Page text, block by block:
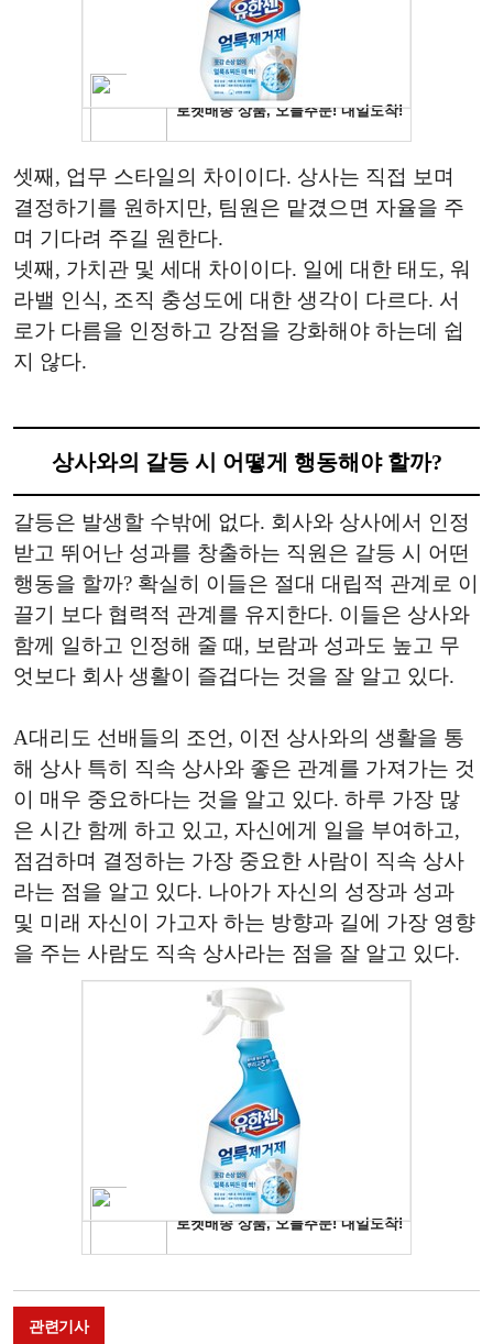
셋째, 업무 스타일의 차이이다. 상사는 직접 보며
결정하기를 원하지만, 팀원은 맡겼으면 자율을 주
며 기다려 주길 원한다.
넷째, 가치관 및 세대 차이이다. 일에 대한 태도, 워
라밸 인식, 조직 충성도에 대한 생각이 다르다. 서
로가 다름을 인정하고 강점을 강화해야 하는데 쉽
지 않다.
상사와의 갈등 시 어떻게 행동해야 할까?
갈등은 발생할 수밖에 없다. 회사와 상사에서 인정
받고 뛰어난 성과를 창출하는 직원은 갈등 시 어떤
행동을 할까? 확실히 이들은 절대 대립적 관계로 이
끌기 보다 협력적 관계를 유지한다. 이들은 상사와
함께 일하고 인정해 줄 때, 보람과 성과도 높고 무
엇보다 회사 생활이 즐겁다는 것을 잘 알고 있다.
A대리도 선배들의 조언, 이전 상사와의 생활을 통
해 상사 특히 직속 상사와 좋은 관계를 가져가는 것
이 매우 중요하다는 것을 알고 있다. 하루 가장 많
은 시간 함께 하고 있고, 자신에게 일을 부여하고,
점검하며 결정하는 가장 중요한 사람이 직속 상사
라는 점을 알고 있다. 나아가 자신의 성장과 성과
및 미래 자신이 가고자 하는 방향과 길에 가장 영향
을 주는 사람도 직속 상사라는 점을 잘 알고 있다.
관련기사